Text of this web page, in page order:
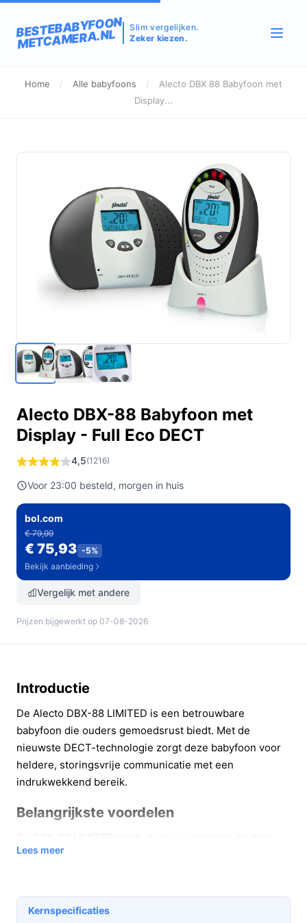
BESTEBABYFOON
METCAMERA.NL
Slim vergelijken.
Zeker kiezen.
Home / Alle babyfoons /
Alecto DBX 88 Babyfoon met
Display...
Alecto DBX-88 Babyfoon met
Display - Full Eco DECT
4,5(1216)
Voor 23:00 besteld, morgen in huis
bol.com
€ 79,99
€ 75,93 -5%
Bekijk aanbieding
Vergelijk met andere
Prijzen bijgewerkt op 07-08-2026
Introductie
De Alecto DBX-88 LIMITED is een betrouwbare
babyfoon die ouders gemoedsrust biedt. Met de
nieuwste DECT-technologie zorgt deze babyfoon voor
heldere, storingsvrije communicatie met een
indrukwekkend bereik.
Belangrijkste voordelen
leven van ouders gemakkelijker maken.
langdurig opgeladen, waardoor je minder vaak
hoeft op te laden.
Lees meer
Kernspecificaties